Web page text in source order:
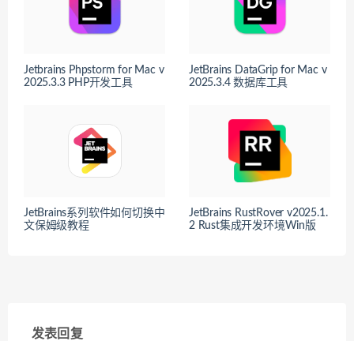
Jetbrains Phpstorm for Mac v
2025.3.3 PHP开发工具
JetBrains DataGrip for Mac v
2025.3.4 数据库工具
JetBrains系列软件如何切换中
文保姆级教程
JetBrains RustRover v2025.1.
2 Rust集成开发环境Win版
发表回复